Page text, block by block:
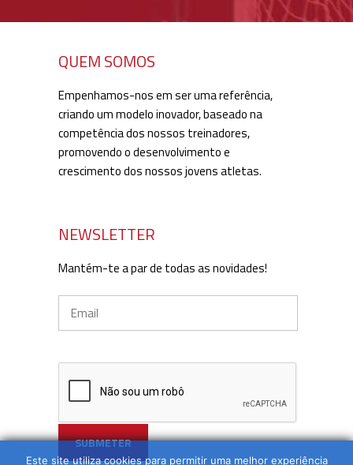
QUEM SOMOS
Empenhamos-nos em ser uma referência,
criando um modelo inovador, baseado na
competência dos nossos treinadores,
promovendo o desenvolvimento e
crescimento dos nossos jovens atletas.
NEWSLETTER
Mantém-te a par de todas as novidades!
Este site utiliza cookies para permitir uma melhor experiência